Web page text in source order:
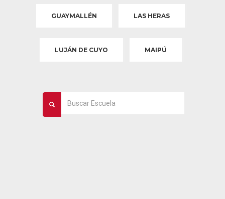
GUAYMALLÉN LAS HERAS
LUJÁN DE CUYO MAIPÚ